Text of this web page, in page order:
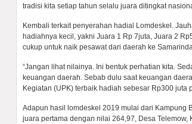
tradisi kita setiap tahun selalu juara ditingkat
Kembali terkait penyerahan hadial Lomdeskel.
hadiahnya kecil, yakni Juara 1 Rp 7juta, Juara 2
cukup untuk naik pesawat dari daerah ke
“Jangan lihat nilainya. Ini bentuk perhatian kita.
keuangan daerah. Sebab dulu saat keuangan
Kegiatan (UPK) terbaik hadiah sebesar Rp300 juta
Adapun hasil lomdeskel 2019 mulai dari Kampung
juara pertama dengan nilai 264,97, Desa